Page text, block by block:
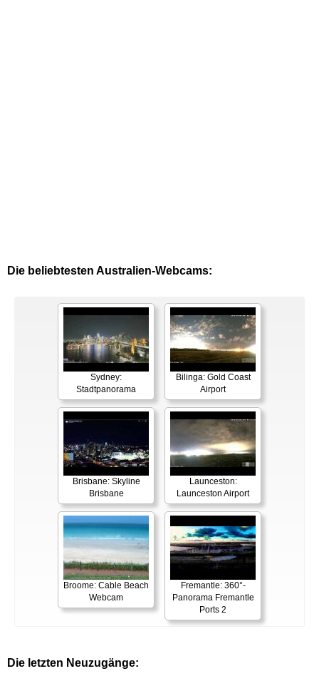
Die beliebtesten Australien-Webcams:
Sydney:
Stadtpanorama
Bilinga: Gold Coast
Airport
Brisbane: Skyline
Brisbane
Launceston:
Launceston Airport
Broome: Cable Beach
Webcam
Fremantle: 360°-
Panorama Fremantle
Ports 2
Die letzten Neuzugänge: